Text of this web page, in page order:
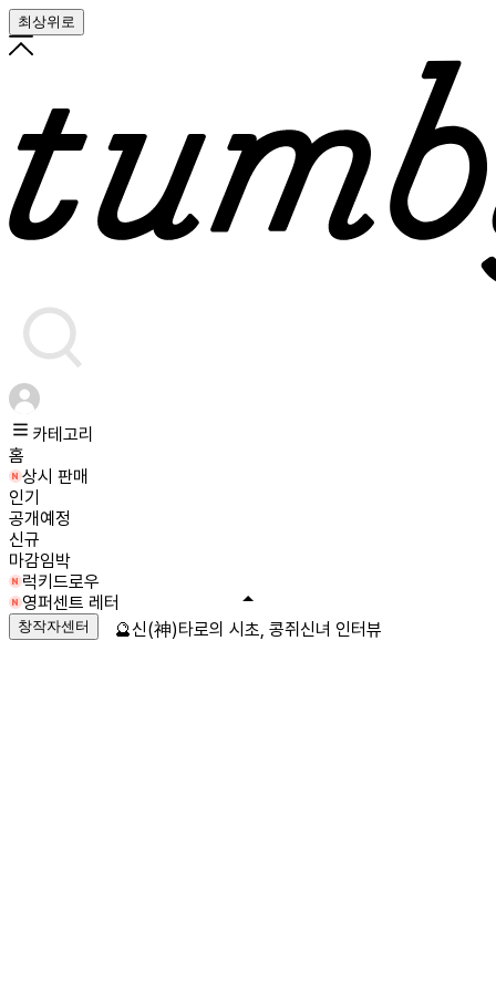
최상위로
카테고리
홈
상시 판매
인기
공개예정
신규
마감임박
럭키드로우
영퍼센트 레터
창작자센터 🔮신(神)타로의 시초, 콩쥐신녀 인터뷰